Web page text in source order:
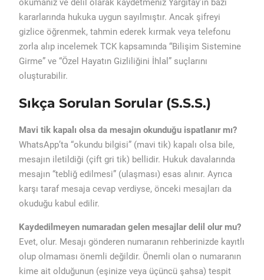
okumanız ve delil olarak kaydetmeniz Yargıtay’ın bazı
kararlarında hukuka uygun sayılmıştır. Ancak şifreyi
gizlice öğrenmek, tahmin ederek kırmak veya telefonu
zorla alıp incelemek TCK kapsamında “Bilişim Sistemine
Girme” ve “Özel Hayatın Gizliliğini İhlal” suçlarını
oluşturabilir.
Sıkça Sorulan Sorular (S.S.S.)
Mavi tik kapalı olsa da mesajın okunduğu ispatlanır mı?
WhatsApp’ta “okundu bilgisi” (mavi tik) kapalı olsa bile,
mesajın iletildiği (çift gri tik) bellidir. Hukuk davalarında
mesajın “tebliğ edilmesi” (ulaşması) esas alınır. Ayrıca
karşı taraf mesaja cevap verdiyse, önceki mesajları da
okuduğu kabul edilir.
Kaydedilmeyen numaradan gelen mesajlar delil olur mu?
Evet, olur. Mesajı gönderen numaranın rehberinizde kayıtlı
olup olmaması önemli değildir. Önemli olan o numaranın
kime ait olduğunun (eşinize veya üçüncü şahsa) tespit